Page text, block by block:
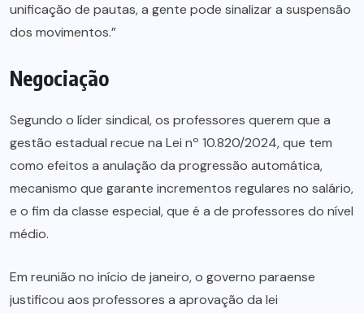
unificação de pautas, a gente pode sinalizar a suspensão
dos movimentos.”
Negociação
Segundo o líder sindical, os professores querem que a
gestão estadual recue na Lei nº 10.820/2024, que tem
como efeitos a anulação da progressão automática,
mecanismo que garante incrementos regulares no salário,
e o fim da classe especial, que é a de professores do nível
médio.
Em reunião no início de janeiro, o governo paraense
justificou aos professores a aprovação da lei